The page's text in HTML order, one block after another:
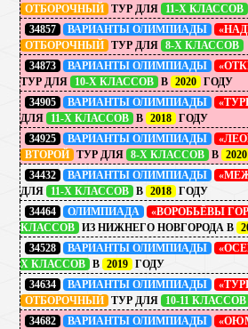
ОТБОРОЧНЫЙ ТУР ДЛЯ 11-Х КЛАССОВ
34857
ВАРИАНТЫ ОЛИМПИАДЫ
ОТБОРОЧНЫЙ ТУР ДЛЯ 8-Х КЛАССОВ
34873
ВАРИАНТЫ ОЛИМПИАДЫ
ТУР ДЛЯ 10-Х КЛАССОВ В 2020 ГОДУ
34905
ВАРИАНТЫ ОЛИМПИАДЫ
ДЛЯ 11-Х КЛАССОВ В 2018 ГОДУ
34925
ВАРИАНТЫ ОЛИМПИАДЫ
ВТОРОЙ ТУР ДЛЯ 8-Х КЛАССОВ В 2020
34432
ВАРИАНТЫ ОЛИМПИАДЫ
ДЛЯ 11-Х КЛАССОВ В 2018 ГОДУ
34464
ОЛИМПИАДА «ВОРОБЬЁВЫ
КЛАССОВ ИЗ НИЖНЕГО НОВГОРОДАВ
34528
ВАРИАНТЫ ОЛИМПИАДЫ
Х КЛАССОВ
В 2019 ГОДУ
34634
ВАРИАНТЫ ОЛИМПИАДЫ
ОТБОРОЧНЫЙ ТУР ДЛЯ 10-11 КЛАССОВ
34682
ВАРИАНТЫ ОЛИМПИАДЫ